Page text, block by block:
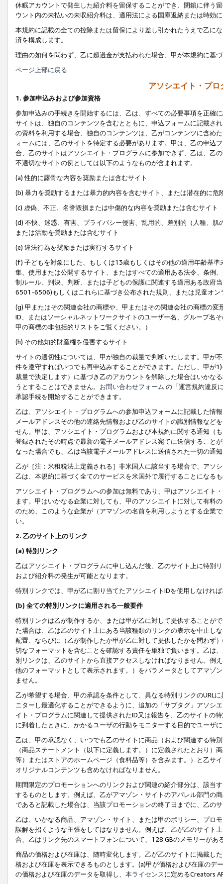
休眠アカウントで発生した紹介料を留保することができ、閉鎖に伴う
ウント内の未払いの未収紹介料は、適用法による国庫返納または時効
本規約に記載の全ての控除または留保により差し引かれたうえで乙に
済を構成します。
理由の如何を問わず、乙に超過金が支払われた場合、甲が本規約に基
ページ上部に戻る
アソシエイト・プ
1. 参加申込みおよび参加資格
参加申込みの手続きを開始するには、乙は、すべての必要事項を正確
サイトは、独自のコンテンツを含むとともに、申込フォームに記載さ
の資料を利用する場合、独自のコンテンツは、乙がコンテンツに含め
ォームには、乙のサイトを特定する必要があります。甲は、乙の申込
合、乙のサイトはアソシエイト・プログラムに参加できず、乙は、乙
不適切なサイトの例としては以下のようなものが含まれます。
(a) 性的に露骨な内容を奨励または含むサイト
(b) 暴力を奨励するまたは暴力的内容を含むサイト、または潜在的に
(c) 虚偽、不正、名誉毀損または中傷的な内容を奨励または含むサイト
(d) 不快、迷惑、有害、プライバシー侵害、乱用的、差別的（人種、
または活動を奨励または含むサイト
(e) 違法行為を奨励または実行するサイト
(f) 子どもを対象にした、もしくは13歳もしくはその他の適用年齢基
集、使用または公開するサイト、またはすべての適用ある法令、条例
制ルール、判決、判断、または子どもの保護に関連する適用ある政府
6501-6506)もしくはこれらに基づき公布された規則、または児童オン
(g) 甲またはその関連会社の商標や、甲またはその関連会社の商標の
ID、またはソーシャルネットワークサイトのユーザー名、グループ名
甲の商標の非包括的リストをご覧ください。）
(h) その他知的財産権を侵害するサイト
サイトの適切性については、甲が独自の裁量で判断いたします。甲が
件を遵守すればいつでも再申込みすることができます。ただし、甲が
裁量で決定します）に基づき乙のアカウントを解除した場合はいかな
うとすることはできません。 お問い合わせフォーム の「運営規約違反
承認手続を開始することができます。
乙は、アソシエイト・プログラムへの参加申込フォームに記載した情
メールアドレスその他の連絡先情報および乙のサイトの識別情報など
せん。甲は、アソシエイト・プログラムおよび本規約に関する通知（
登録されたその時点で最新の電子メールアドレス宛てに送信すること
なった場合でも、乙は当該電子メールアドレスに送信された一切の通
乙が［注：米租税法上定義される］非米国人に該当する場合で、アソ
乙は、本規約に基づく全てのサービスを米国外で履行することになる
アソシエイト・プログラムへの参加は無料であり、甲はアソシエイト
ます。甲はいかなる企業に対しても、甲のアソシエイトに対して有料
のため、このような企業が（アマゾンの名前を利用しようとする企業
い。
2. 乙のサイト上のリンク
(a) 特別リンク
乙はアソシエイト・プログラムに申し込んだ後、乙のサイト上に特別
および紹介料の発生が可能となります。
特別リンクでは、甲が乙に割り当てたアソシエイトIDを使用しなけれ
(b) 全ての特別リンクに適用される一般要件
特別リンクは乙が制作するか、または甲が乙に対して提供することが
た場合は、乙は乙のサイト上にある当該種類のリンクの表示を中止し
配置、ならびに（乙が制作したか甲が乙に対して提供したかを問わず
切なフォーマットを含むことを確認する責任を単独で負います。乙は
別リンクは、乙のサイトから直接アクセスしなければなりません。例
他のフォーマットとして表示されます。）をパラメータとしてアマゾ
ません。
乙が希望する場合、甲の承認を条件として、異なる特別リンクのURL
ニターし最適化することができるように、追加の「サブタグ」アソシ
イト・プログラムに関連して提供されたID又は報告を、乙のサイトの
に到着したときに、かかるユーザの行動をモニターする目的でユーザ
乙は、甲の承認なく、いつでも乙のサイトに商品（および関連する特
（商品ステートメント（以下に定義します。）に定義されたとおり
等）またはストアのホームページ（食料品等）を含みます。）と乙サ
オリジナルコンテンツも含めなければなりません。
期間限定のプロモーションへのリンクおよび関連の紹介部分は、該当
するものとします。例えば、乙がアマゾン・サイトのアパレル部門の
であると記載した場合は、当該プロモーションの終了日までに、乙の
乙は、いかなる商品、アマゾン・サイト、または甲のポリシー、プロ
誤解を招くような主張をしてはなりません。例えば、乙が乙のサイト
合、乙はリンク先のスマートフォンについて、128 GBのメモリーがあ
商品の価格および在庫は、随時変化します。乙が乙のサイトに掲載し
格および在庫を表示できるものとします。(a)甲が価格および在庫の
の価格および在庫のデータを取得し、 本ライセンスに定めるCreators